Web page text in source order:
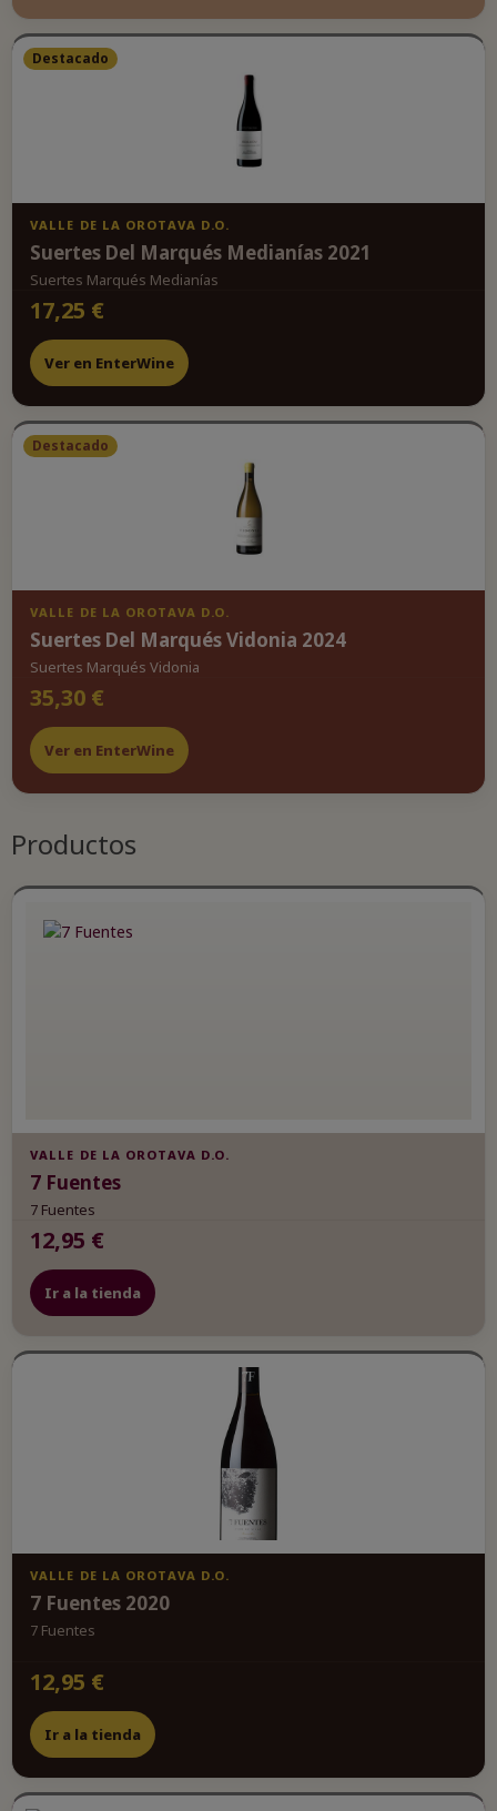
Destacado
VALLE DE LA OROTAVA D.O.
Suertes Del Marqués Medianías 2021
Suertes Marqués Medianías
17,25 €
Ver en EnterWine
Destacado
VALLE DE LA OROTAVA D.O.
Suertes Del Marqués Vidonia 2024
Suertes Marqués Vidonia
35,30 €
Ver en EnterWine
Productos
VALLE DE LA OROTAVA D.O.
7 Fuentes
7 Fuentes
12,95 €
Ir a la tienda
VALLE DE LA OROTAVA D.O.
7 Fuentes 2020
7 Fuentes
12,95 €
Ir a la tienda